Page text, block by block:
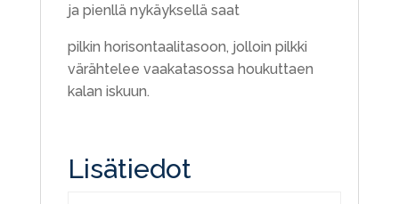
ja pienllä nykäyksellä saat
pilkin horisontaalitasoon, jolloin pilkki
värähtelee vaakatasossa houkuttaen
kalan iskuun.
Lisätiedot